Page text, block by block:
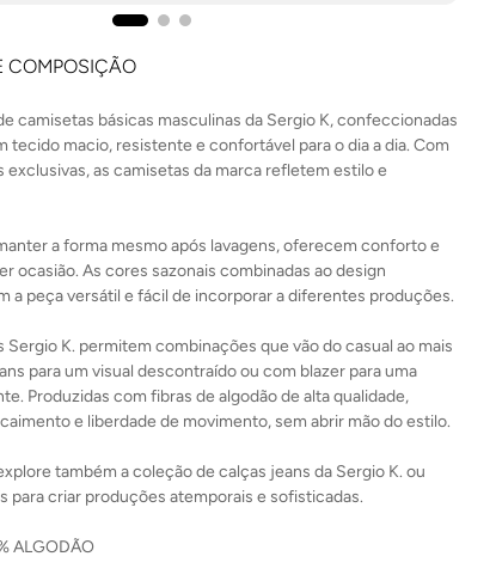
COMPOSIÇÃO
camisetas básicas masculinas da Sergio K, confeccionadas
tecido macio, resistente e confortável para o dia a dia. Com
exclusivas, as camisetas da marca refletem estilo e
a forma mesmo após lavagens, oferecem conforto e
ocasião. As cores sazonais combinadas ao design
a peça versátil e fácil de incorporar a diferentes produções.
Sergio K. permitem combinações que vão do casual ao mais
para um visual descontraído ou com blazer para uma
Produzidas com fibras de algodão de alta qualidade,
e liberdade de movimento, sem abrir mão do estilo.
também a coleção de calças jeans da Sergio K. ou
para criar produções atemporais e sofisticadas.
ALGODÃO